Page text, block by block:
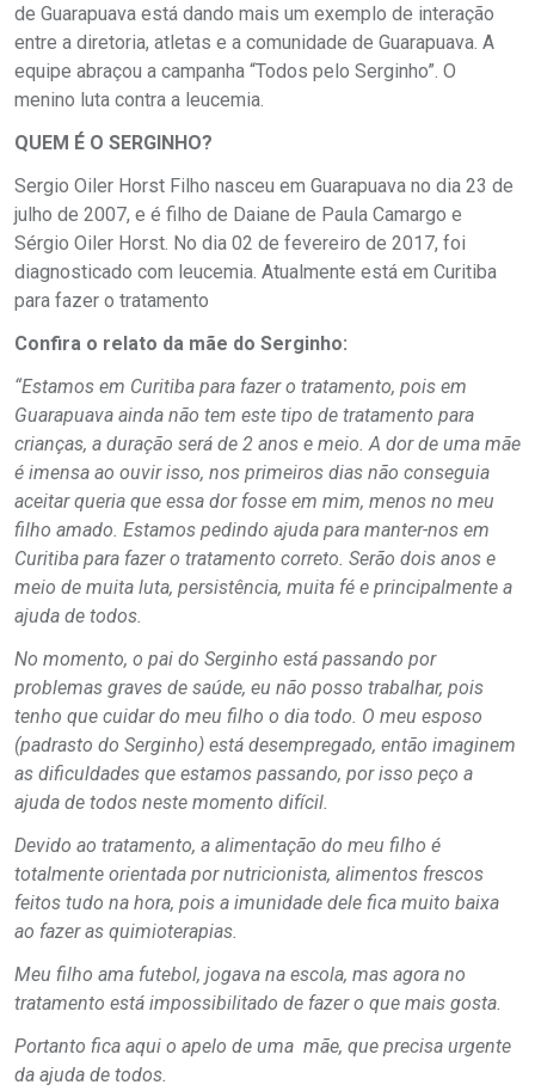
de Guarapuava está dando mais um exemplo de interação
entre a diretoria, atletas e a comunidade de Guarapuava. A
equipe abraçou a campanha “Todos pelo Serginho”. O
menino luta contra a leucemia.
QUEM É O SERGINHO?
Sergio Oiler Horst Filho nasceu em Guarapuava no dia 23 de
julho de 2007, e é filho de Daiane de Paula Camargo e
Sérgio Oiler Horst. No dia 02 de fevereiro de 2017, foi
diagnosticado com leucemia. Atualmente está em Curitiba
para fazer o tratamento
Confira o relato da mãe do Serginho:
“Estamos em Curitiba para fazer o tratamento, pois em
Guarapuava ainda não tem este tipo de tratamento para
crianças, a duração será de 2 anos e meio. A dor de uma mãe
é imensa ao ouvir isso, nos primeiros dias não conseguia
aceitar queria que essa dor fosse em mim, menos no meu
filho amado. Estamos pedindo ajuda para manter-nos em
Curitiba para fazer o tratamento correto. Serão dois anos e
meio de muita luta, persistência, muita fé e principalmente a
ajuda de todos.
No momento, o pai do Serginho está passando por
problemas graves de saúde, eu não posso trabalhar, pois
tenho que cuidar do meu filho o dia todo. O meu esposo
(padrasto do Serginho) está desempregado, então imaginem
as dificuldades que estamos passando, por isso peço a
ajuda de todos neste momento difícil.
Devido ao tratamento, a alimentação do meu filho é
totalmente orientada por nutricionista, alimentos frescos
feitos tudo na hora, pois a imunidade dele fica muito baixa
ao fazer as quimioterapias.
Meu filho ama futebol, jogava na escola, mas agora no
tratamento está impossibilitado de fazer o que mais gosta.
Portanto fica aqui o apelo de uma mãe, que precisa urgente
da ajuda de todos.